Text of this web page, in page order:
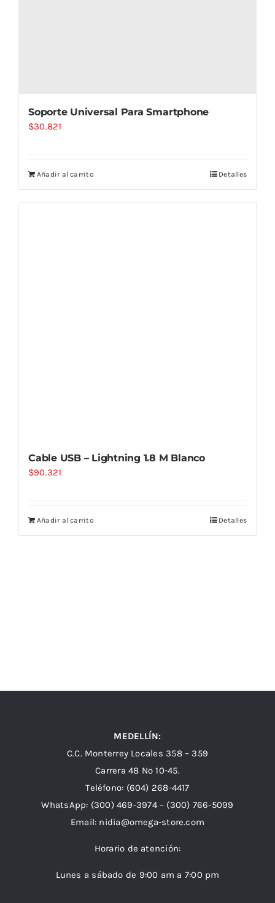
Soporte Universal Para Smartphone
$30.821
Añadir al carrito Detalles
Cable USB – Lightning 1.8 M Blanco
$90.321
Añadir al carrito Detalles
MEDELLÍN:
C.C. Monterrey Locales 358 – 359
Carrera 48 Nº 10-45.
Teléfono: (604) 268-4417
WhatsApp: (300) 469-3974 – (300) 766-5099
Email: nidia@omega-store.com
Horario de atención:
Lunes a sábado de 9:00 am a 7:00 pm